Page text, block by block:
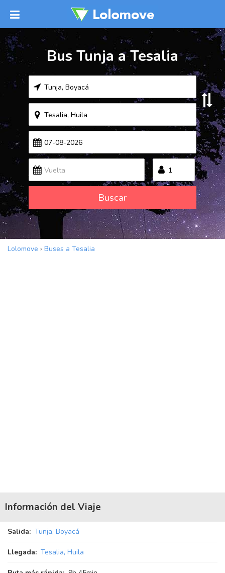
Bus Tunja a Tesalia
Buscar
Lolomove › Buses a Tesalia
Información del Viaje
Salida: Tunja, Boyacá
Llegada: Tesalia, Huila